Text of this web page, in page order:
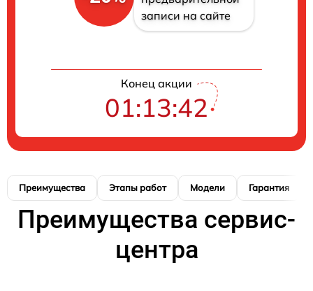
записи на сайте
Конец акции
01:13:41
Преимущества Этапы работ Модели Гарантия
Преимущества сервис-
центра